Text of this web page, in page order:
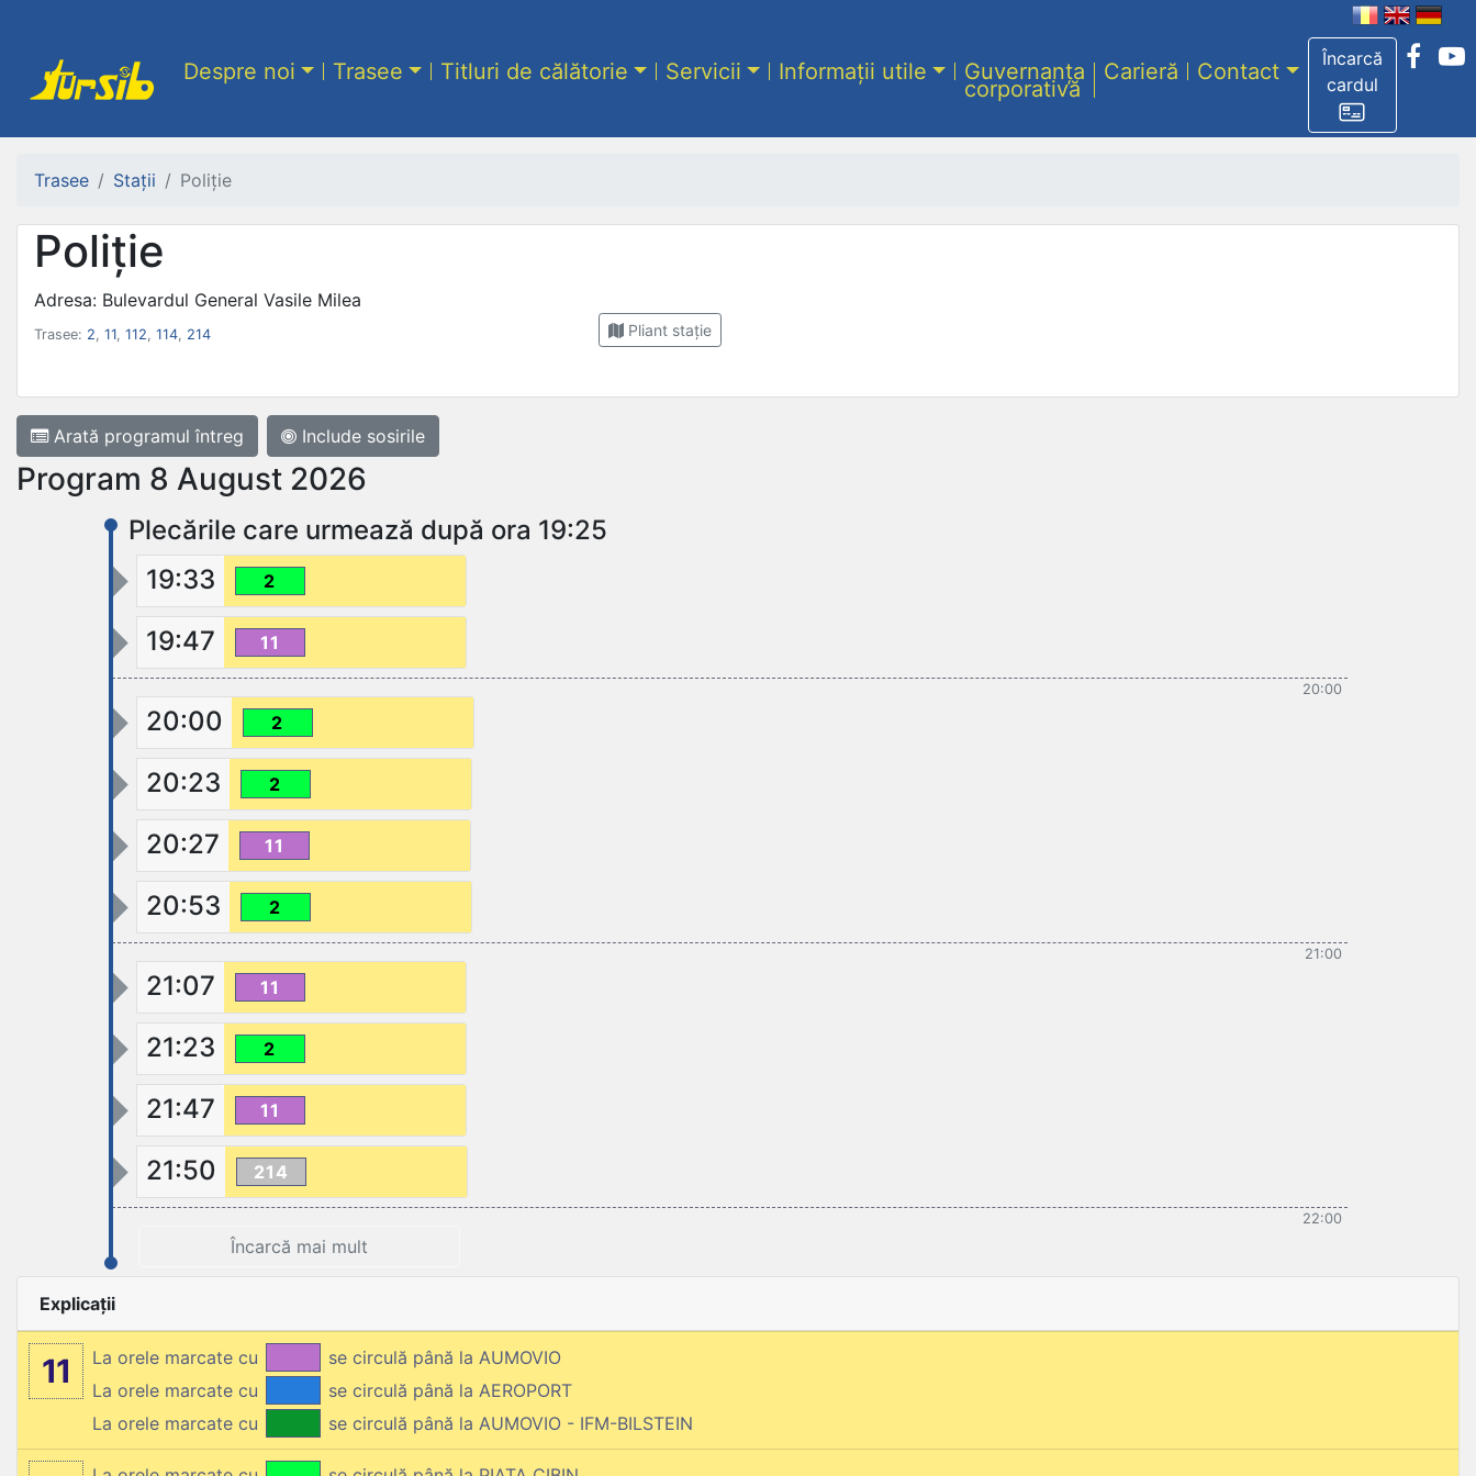
Încarcă
cardul
Despre noi Trasee Titluri de călătorie Servicii Informații utile Guvernanța
corporativă
Carieră Contact
Trasee Stații Poliție
Poliție
Adresa: Bulevardul General Vasile Milea
Trasee: 2, 11, 112, 114, 214 Pliant stație
Arată programul întreg Include sosirile
Program 8 August 2026
Plecările care urmează după ora 19:25
19:33
2
19:47 11
20:00
20:00 2
20:23 2
20:27 11
20:53 2
21:00
21:07 11
21:23 2
21:47 11
21:50 214
22:00
Încarcă mai mult
Explicații
11 La orele marcate cu
se circulă până la AUMOVIO
La orele marcate cu
se circulă până la AEROPORT
La orele marcate cu
se circulă până la AUMOVIO - IFM-BILSTEIN